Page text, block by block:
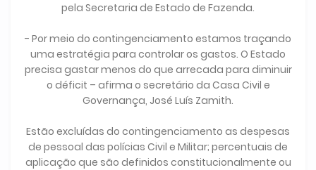
pela Secretaria de Estado de Fazenda.
- Por meio do contingenciamento estamos traçando
uma estratégia para controlar os gastos. O Estado
precisa gastar menos do que arrecada para diminuir
o déficit – afirma o secretário da Casa Civil e
Governança, José Luís Zamith.
Estão excluídas do contingenciamento as despesas
de pessoal das polícias Civil e Militar; percentuais de
aplicação que são definidos constitucionalmente ou